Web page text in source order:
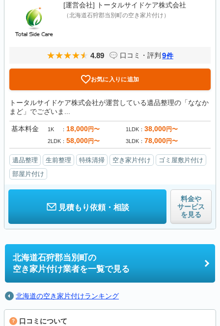
[運営会社] トータルサイドケア株式会社
（北海道石狩郡当別町の空き家片付け）
4.89 口コミ・評判 9件
お気に入りに追加
トータルサイドケア株式会社が運営している遺品整理の「ななか
まど」でございま...
基本料金 1K 18,000円〜 1LDK 38,000円〜
2LDK 58,000円〜 3LDK 78,000円〜
遺品整理 生前整理 特殊清掃 空き家片付け
ゴミ屋敷片付け
部屋片付け
見積もり依頼・相談
料金や
サービス
を見る
北海道石狩郡当別町の
空き家片付け業者を一覧で見る
北海道の空き家片付けランキング
口コミについて